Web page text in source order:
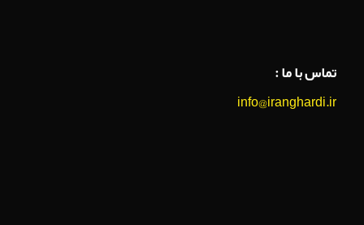
تماس با ما :
info@iranghardi.ir